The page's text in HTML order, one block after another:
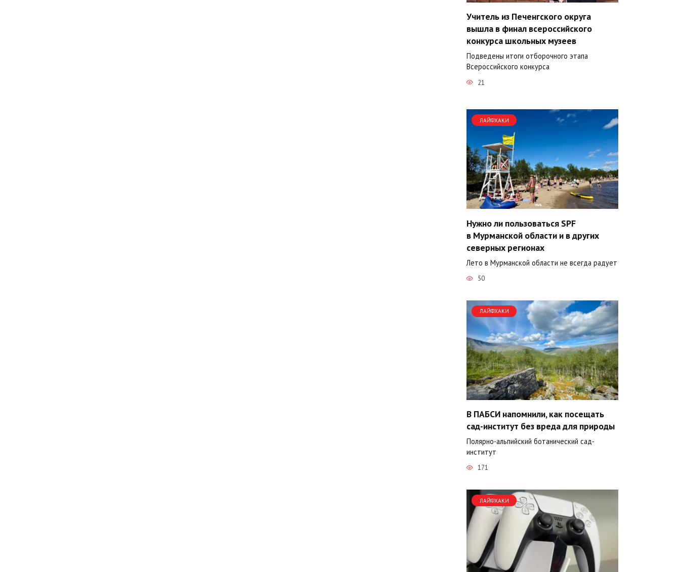
Учитель из Печенгского округа
вышла в финал всероссийского
конкурса школьных музеев
Подведены итоги отборочного этапа
Всероссийского конкурса
21
ЛАЙФХАКИ
Нужно ли пользоваться SPF
в Мурманской области и в других
северных регионах
Лето в Мурманской области не всегда радует
50
ЛАЙФХАКИ
В ПАБСИ напомнили, как посещать
сад-институт без вреда для природы
Полярно-альпийский ботанический сад-
институт
171
ЛАЙФХАКИ